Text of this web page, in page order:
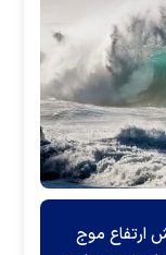
ارتفاع موج